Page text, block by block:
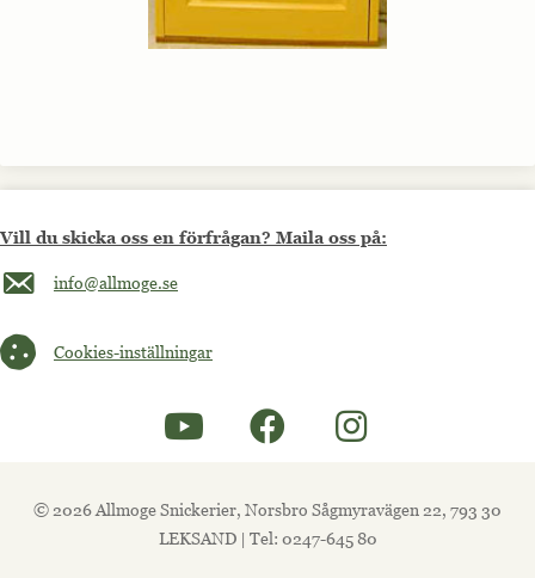
Vill du skicka oss en förfrågan? Maila oss på:
Maila oss på info@allmoge.se
info@allmoge.se
Cookies-inställningar
Cookies-inställningar
© 2026 Allmoge Snickerier, Norsbro Sågmyravägen 22, 793 30
LEKSAND | Tel: 0247-645 80